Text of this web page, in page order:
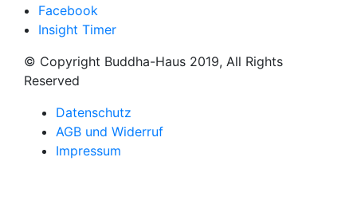
Facebook
Insight Timer
© Copyright Buddha-Haus 2019, All Rights
Reserved
Datenschutz
AGB und Widerruf
Impressum